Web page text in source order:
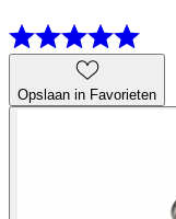
Opslaan in Favorieten